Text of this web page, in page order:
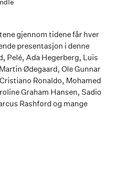
gjennom tidene får hver
presentasjon i denne
Pelé, Ada Hegerberg, Luis
Ødegaard, Ole Gunnar
Ronaldo, Mohamed
Graham Hansen, Sadio
Rashford og mange